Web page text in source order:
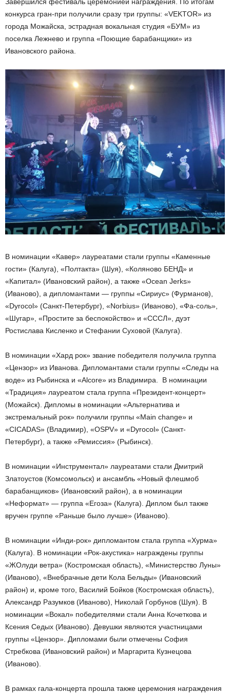
Завершился фестиваль церемонией награждения. По итогам
конкурса гран-при получили сразу три группы: «VEKTOR» из
города Можайска, эстрадная вокальная студия «БУМ» из
поселка Лежнево и группа «Поющие барабанщики» из
Ивановского района.
В номинации «Кавер» лауреатами стали группы «Каменные
гости» (Калуга), «Полтакта» (Шуя), «Коляново БЕНД» и
«Капитал» (Ивановский район), а также «Ocean Jerks»
(Иваново), а дипломантами — группы «Сириус» (Фурманов),
«Dyrocol» (Санкт-Петербург), «Norbius» (Иваново), «Фа-соль»,
«Шугар», «Простите за беспокойство» и «СССЛ», дуэт
Ростислава Кисленко и Стефании Суховой (Калуга).
В номинации «Хард рок» звание победителя получила группа
«Цензор» из Иванова. Дипломантами стали группы «Следы на
воде» из Рыбинска и «Alcore» из Владимира. В номинации
«Традиция» лауреатом стала группа «Президент-концерт»
(Можайск). Дипломы в номинации «Альтернатива и
экстремальный рок» получили группы «Main change» и
«CICADAS» (Владимир), «OSPV» и «Dyrocol» (Санкт-
Петербург), а также «Ремиссия» (Рыбинск).
В номинации «Инструментал» лауреатами стали Дмитрий
Златоустов (Комсомольск) и ансамбль «Новый флешмоб
барабанщиков» (Ивановский район), а в номинации
«Неформат» — группа «Егоза» (Калуга). Диплом был также
вручен группе «Раньше было лучше» (Иваново).
В номинации «Инди-рок» дипломантом стала группа «Хурма»
(Калуга). В номинации «Рок-акустика» награждены группы
«ЖОлуди ветра» (Костромская область), «Министерство Луны»
(Иваново), «Внебрачные дети Кола Бельды» (Ивановский
район) и, кроме того, Василий Бойков (Костромская область),
Александр Разумков (Иваново), Николай Горбунов (Шуя). В
номинации «Вокал» победителями стали Анна Кочеткова и
Ксения Седых (Иваново). Девушки являются участницами
группы «Цензор». Дипломами были отмечены София
Стребкова (Ивановский район) и Маргарита Кузнецова
(Иваново).
В рамках гала-концерта прошла также церемония награждения